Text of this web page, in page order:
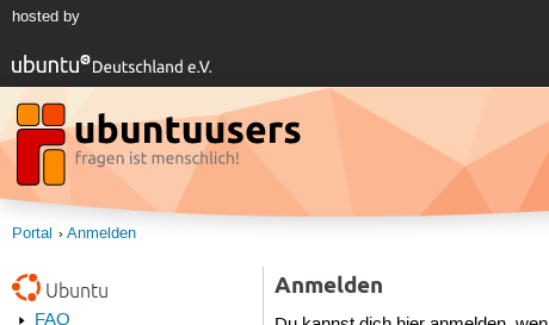
hosted by
Portal Anmelden
Ubuntu
FAQ
Anmelden